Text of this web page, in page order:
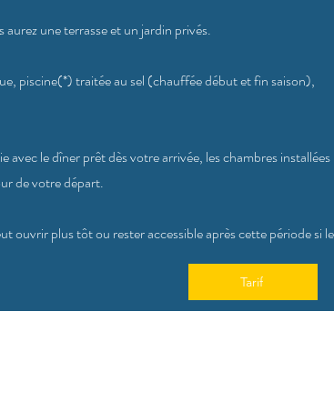
Tarif
une terrasse et un jardin privés.
piscine(*) traitée au sel (chauffée début et fin saison),
le dîner prêt dès votre arrivée, les chambres installées
de votre départ.
ouvrir plus tôt ou rester accessible après cette période si le